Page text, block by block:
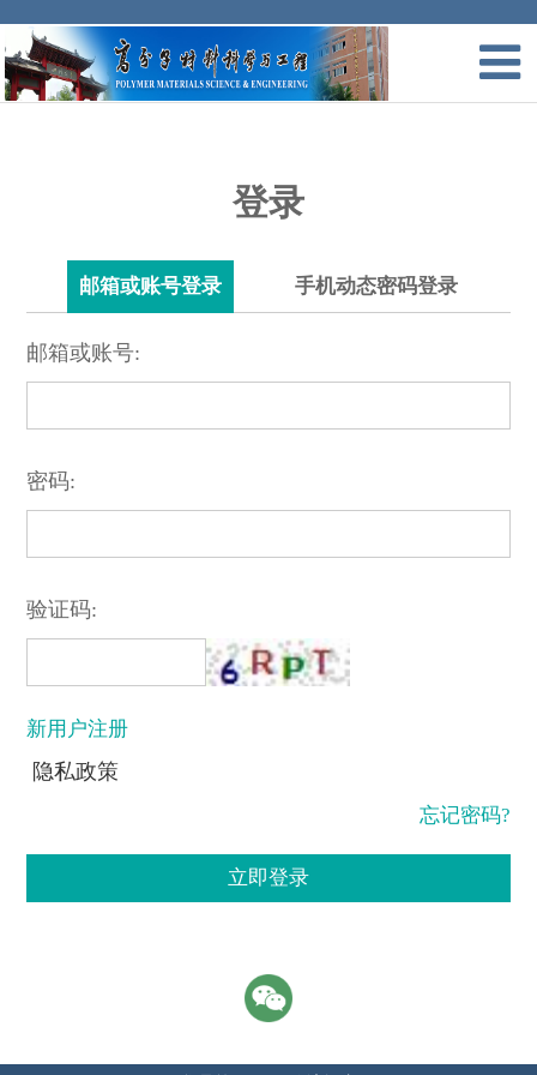
登录
邮箱或账号登录 手机动态密码登录
邮箱或账号:
密码:
验证码:
新用户注册
隐私政策
忘记密码?
立即登录